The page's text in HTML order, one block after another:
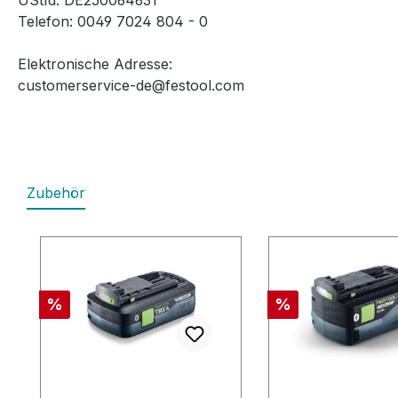
Telefon: 0049 7024 804 - 0
Elektronische Adresse:
customerservice-de@festool.com
Zubehör
Rabatt
% Rabatt
%